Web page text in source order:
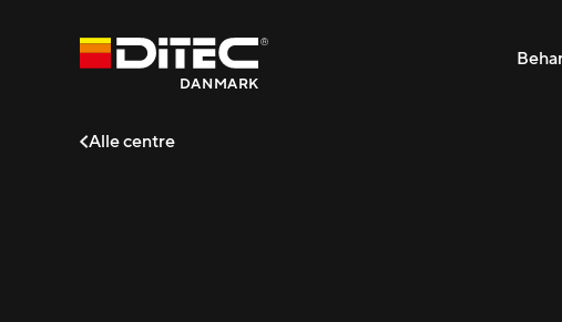
DANMARK
Alle centre